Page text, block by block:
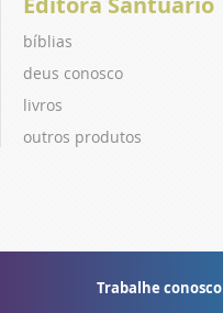
bíblias
deus conosco
livros
outros produtos
Trabalhe conosco